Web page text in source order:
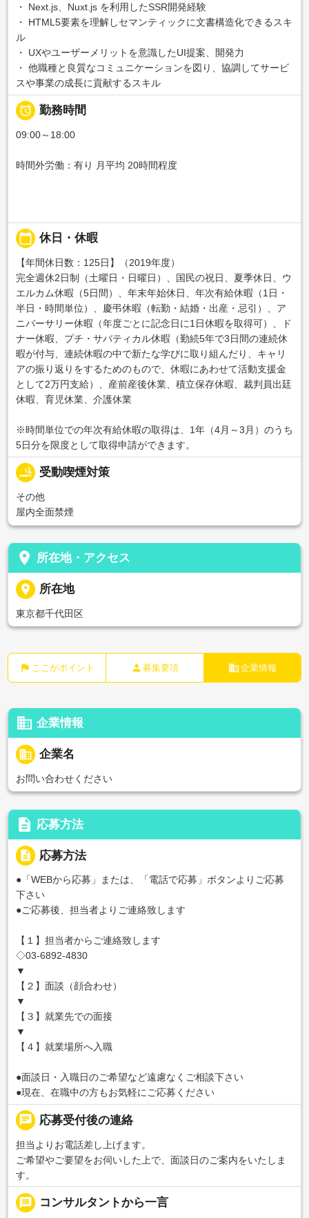
・ Next.js、Nuxt.js を利用したSSR開発経験
・ HTML5要素を理解しセマンティックに文書構造化できるスキ
ル
・ UXやユーザーメリットを意識したUI提案、開発力
・ 他職種と良質なコミュニケーションを図り、協調してサービ
スや事業の成長に貢献するスキル
 勤務時間
09:00～18:00
時間外労働：有り 月平均 20時間程度
calendar_today 休日・休暇
【年間休日数：125日】（2019年度）
完全週休2日制（土曜日・日曜日）、国民の祝日、夏季休日、ウ
エルカム休暇（5日間）、年末年始休日、年次有給休暇（1日・
半日・時間単位）、慶弔休暇（転勤・結婚・出産・忌引）、ア
ニバーサリー休暇（年度ごとに記念日に1日休暇を取得可）、ド
ナー休暇、プチ・サバティカル休暇（勤続5年で3日間の連続休
暇が付与、連続休暇の中で新たな学びに取り組んだり、キャリ
アの振り返りをするためのもので、休暇にあわせて活動支援金
として2万円支給）、産前産後休業、積立保存休暇、裁判員出廷
休暇、育児休業、介護休業
※時間単位での年次有給休暇の取得は、1年（4月～3月）のうち
5日分を限度として取得申請ができます。
smoking_rooms 受動喫煙対策
その他
屋内全面禁煙
place 所在地・アクセス
place 所在地
東京都千代田区
flag ここがポイント person 募集要項 business 企業情報
business 企業情報
business 企業名
お問い合わせください
description 応募方法
description 応募方法
●「WEBから応募」または、「電話で応募」ボタンよりご応募
下さい
●ご応募後、担当者よりご連絡致します
【１】担当者からご連絡致します
◇03-6892-4830
▼
【２】面談（顔合わせ）
▼
【３】就業先での面接
▼
【４】就業場所へ入職
●面談日・入職日のご希望など遠慮なくご相談下さい
●現在、在職中の方もお気軽にご応募ください
chat 応募受付後の連絡
担当よりお電話差し上げます。
ご希望やご要望をお伺いした上で、面談日のご案内をいたしま
す。
message コンサルタントから一言